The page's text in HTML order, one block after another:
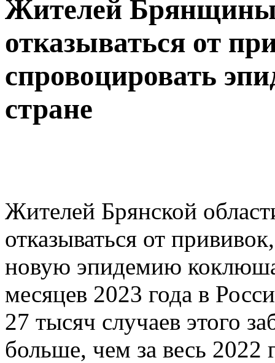
Жителей Брянщины
отказываться от
спровоцировать
стране
Жителей Брянской
отказываться от
новую эпидемию
месяцев 2023 года в
27 тысяч случаев этого
больше, чем за весь 2022